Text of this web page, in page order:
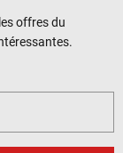
offres du